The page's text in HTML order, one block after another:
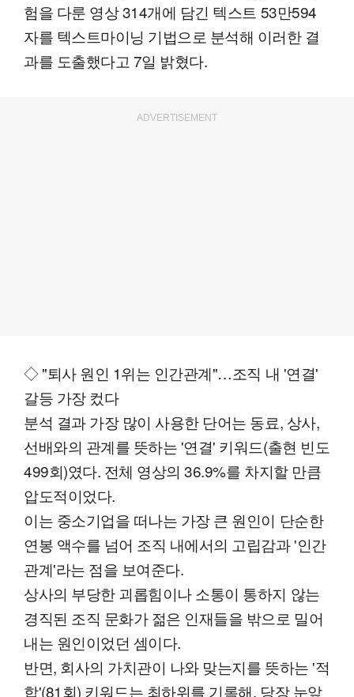
험을 다룬 영상 314개에 담긴 텍스트 53만594
자를 텍스트마이닝 기법으로 분석해 이러한 결
과를 도출했다고 7일 밝혔다.
ADVERTISEMENT
◇ "퇴사 원인 1위는 인간관계"…조직 내 '연결'
갈등 가장 컸다
분석 결과 가장 많이 사용한 단어는 동료, 상사,
선배와의 관계를 뜻하는 '연결' 키워드(출현 빈도
499회)였다. 전체 영상의 36.9%를 차지할 만큼
압도적이었다.
이는 중소기업을 떠나는 가장 큰 원인이 단순한
연봉 액수를 넘어 조직 내에서의 고립감과 '인간
관계'라는 점을 보여준다.
상사의 부당한 괴롭힘이나 소통이 통하지 않는
경직된 조직 문화가 젊은 인재들을 밖으로 밀어
내는 원인이었던 셈이다.
반면, 회사의 가치관이 나와 맞는지를 뜻하는 '적
합'(81회) 키워드는 최하위를 기록해, 당장 눈앞